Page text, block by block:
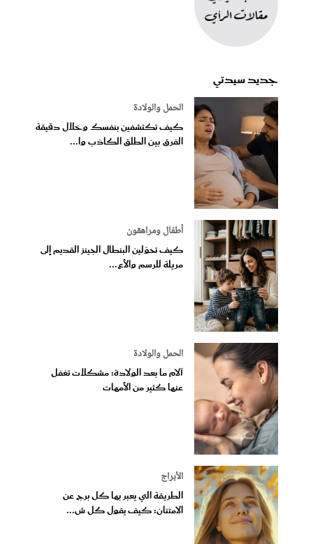
جديد سيدتي
الحمل والولادة
كيف تكتشفين بنفسك وخلال دقيقة
الفرق بين الطلق الكاذب وا...
أطفال ومراهقون
كيف تحوّلين البنطال الجينز القديم إلى
مريلة للرسم والأع...
الحمل والولادة
آلام ما بعد الولادة: مشكلات تغفل
عنها كثير من الأمهات
الأبراج
الطريقة التي يعبر بها كل برج عن
الامتنان: كيف يقول كل ش...